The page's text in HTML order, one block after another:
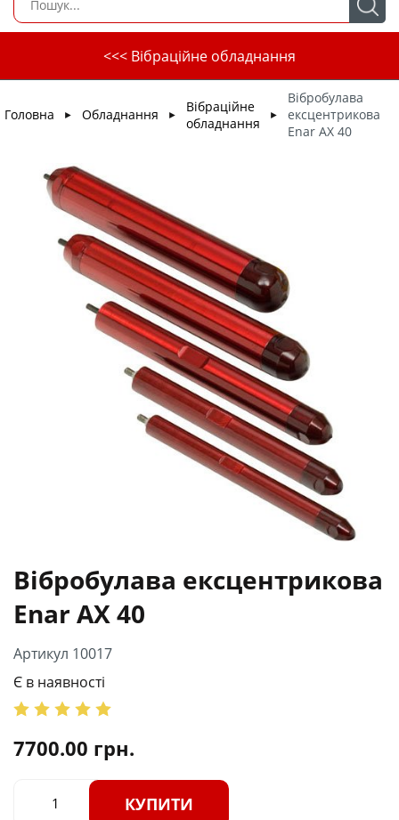
<<< Вібраційне обладнання
Головна ► Обладнання ►
Вібраційне
обладнання
►
Вібробулава
ексцентрикова
Enar AX 40
Вібробулава ексцентрикова
Enar AX 40
Артикул 10017
Є в наявності
7700.00 грн.
КУПИТИ